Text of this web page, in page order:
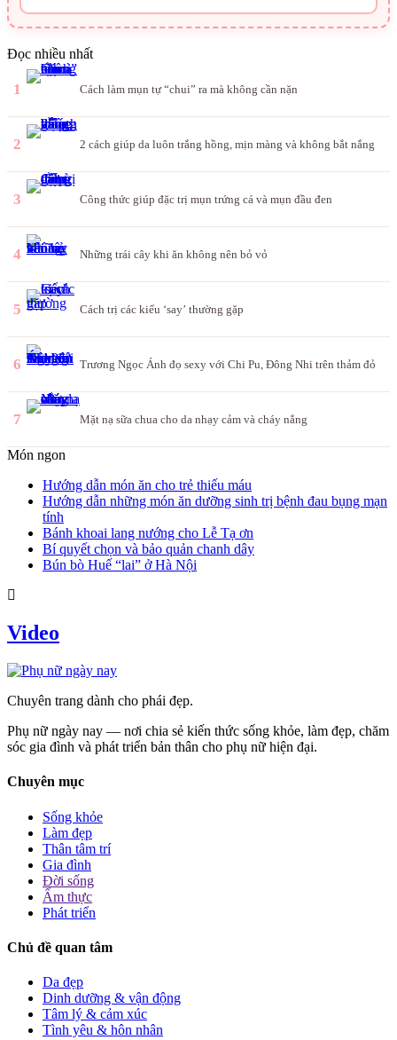
Đọc nhiều nhất
1 Cách làm mụn tự “chui” ra mà không cần nặn
2 2 cách giúp da luôn trắng hồng, mịn màng và không bắt nắng
3 Công thức giúp đặc trị mụn trứng cá và mụn đầu đen
4 Những trái cây khi ăn không nên bỏ vỏ
5 Cách trị các kiểu ‘say’ thường gặp
6 Trương Ngọc Ánh đọ sexy với Chi Pu, Đông Nhi trên thảm đỏ
7 Mặt nạ sữa chua cho da nhạy cảm và cháy nắng
Món ngon
Hướng dẫn món ăn cho trẻ thiếu máu
Hướng dẫn những món ăn dưỡng sinh trị bệnh đau bụng mạn
tính
Bánh khoai lang nướng cho Lễ Tạ ơn
Bí quyết chọn và bảo quản chanh dây
Bún bò Huế “lai” ở Hà Nội
Video
Chuyên trang dành cho phái đẹp.
Phụ nữ ngày nay — nơi chia sẻ kiến thức sống khỏe, làm đẹp, chăm
sóc gia đình và phát triển bản thân cho phụ nữ hiện đại.
Chuyên mục
Sống khỏe
Làm đẹp
Thân tâm trí
Gia đình
Đời sống
Ẩm thực
Phát triển
Chủ đề quan tâm
Da đẹp
Dinh dưỡng & vận động
Tâm lý & cảm xúc
Tình yêu & hôn nhân